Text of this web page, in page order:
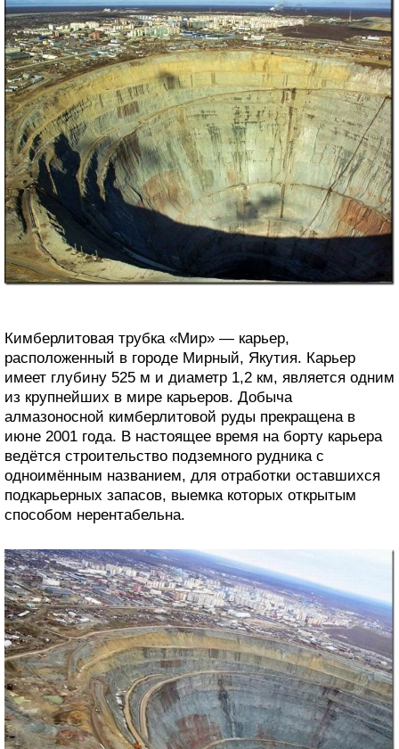
Кимберлитовая трубка «Мир» — карьер,
расположенный в городе Мирный, Якутия. Карьер
имеет глубину 525 м и диаметр 1,2 км, является одним
из крупнейших в мире карьеров. Добыча
алмазоносной кимберлитовой руды прекращена в
июне 2001 года. В настоящее время на борту карьера
ведётся строительство подземного рудника с
одноимённым названием, для отработки оставшихся
подкарьерных запасов, выемка которых открытым
способом нерентабельна.